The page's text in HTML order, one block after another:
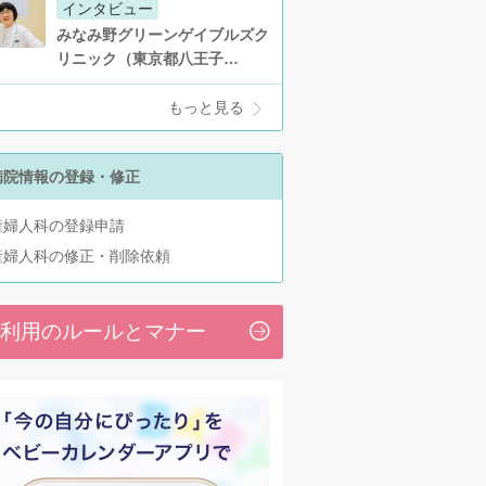
インタビュー
みなみ野グリーンゲイブルズク
リニック（東京都八王子…
もっと見る
院情報の登録・修正
婦人科の登録申請
婦人科の修正・削除依頼
用のルールとマナー